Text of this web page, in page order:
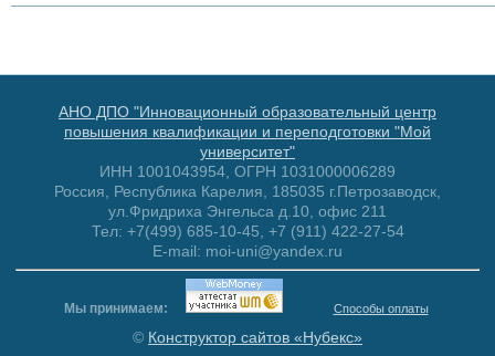
АНО ДПО "Инновационный образовательный центр
повышения квалификации и переподготовки "Мой
университет"
ИНН 1001043954, ОГРН 1031000006289
Россия, Республика Карелия, 185035 г.Петрозаводск,
ул.Фридриха Энгельса д.10, офис 211
Тел: +7(499) 685-10-45, +7 (911) 422-27-54
E-mail: moi-uni@yandex.ru
Мы принимаем: Способы оплаты
© Конструктор сайтов «Нубекс»